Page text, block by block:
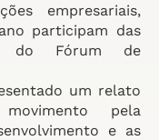
empresariais,
participam das
do Fórum de
um relato
pela
e as